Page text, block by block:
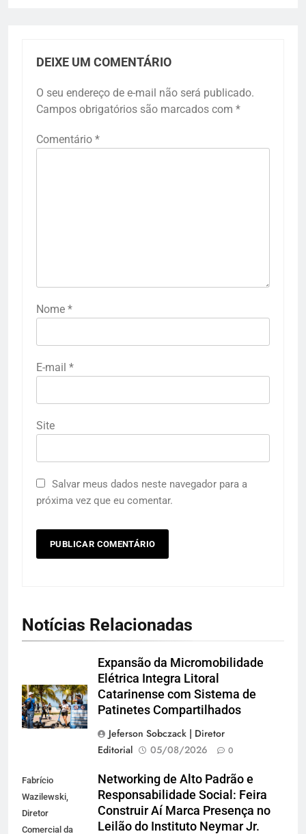
DEIXE UM COMENTÁRIO
O seu endereço de e-mail não será publicado.
Campos obrigatórios são marcados com *
Comentário *
Nome *
E-mail *
Site
Salvar meus dados neste navegador para a
próxima vez que eu comentar.
Notícias Relacionadas
Expansão da Micromobilidade
Elétrica Integra Litoral
Catarinense com Sistema de
Patinetes Compartilhados
Jeferson Sobczack | Diretor
Editorial
05/08/2026 0
Fabrício
Wazilewski,
Diretor
Comercial da
Networking de Alto Padrão e
Responsabilidade Social: Feira
Construir Aí Marca Presença no
Leilão do Instituto Neymar Jr.